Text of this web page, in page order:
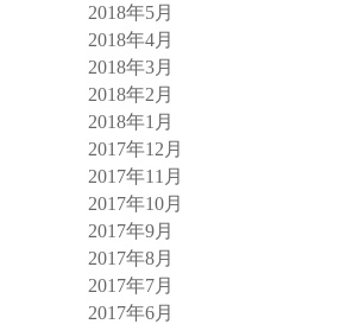
2018年5月
2018年4月
2018年3月
2018年2月
2018年1月
2017年12月
2017年11月
2017年10月
2017年9月
2017年8月
2017年7月
2017年6月